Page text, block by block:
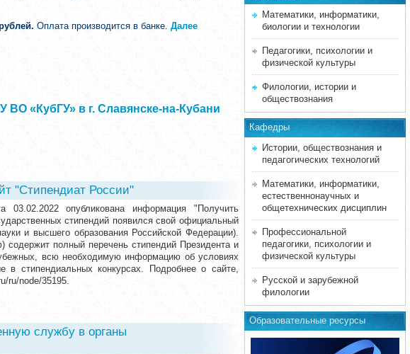
Оплата производится в банке. Далее
«КубГУ» в г. Славянске-на-Кубани
"Стипендиат России"
03.02.2022 опубликована информация "Получить
стипендий появился свой официальный
и высшего образования Российской Федерации).
содержит полный перечень стипендий Президента и
всю необходимую информацию об условиях
стипендиальных конкурсах. Подробнее о сайте,
ru/node/35195.
службу в органы
Математики, информатики,
биологии и технологии
Педагогики, психологии и
физической культуры
Филологии, истории и
обществознания
Кафедры
Истории, обществознания и
педагогических технологий
Математики, информатики,
естественнонаучных и
общетехнических дисциплин
Профессиональной
педагогики, психологии и
физической культуры
Русской и зарубежной
филологии
Образовательные ресурсы